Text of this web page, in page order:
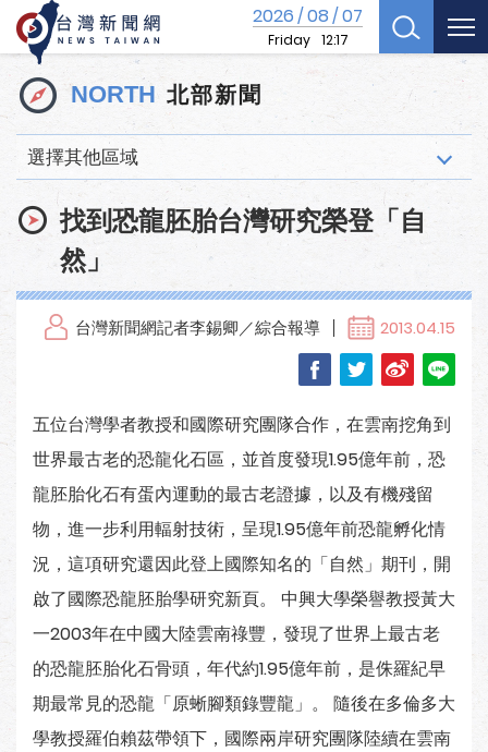
2026/08/07
Friday 12:17
NORTH 北部新聞
選擇其他區域
找到恐龍胚胎台灣研究榮登「自
然」
台灣新聞網記者李錫卿／綜合報導 2013.04.15
五位台灣學者教授和國際研究團隊合作，在雲南挖角到
世界最古老的恐龍化石區，並首度發現1.95億年前，恐
龍胚胎化石有蛋內運動的最古老證據，以及有機殘留
物，進一步利用輻射技術，呈現1.95億年前恐龍孵化情
況，這項研究還因此登上國際知名的「自然」期刊，開
啟了國際恐龍胚胎學研究新頁。 中興大學榮譽教授黃大
一2003年在中國大陸雲南祿豐，發現了世界上最古老
的恐龍胚胎化石骨頭，年代約1.95億年前，是侏羅紀早
期最常見的恐龍「原蜥腳類錄豐龍」。 隨後在多倫多大
學教授羅伯賴茲帶領下，國際兩岸研究團隊陸續在雲南